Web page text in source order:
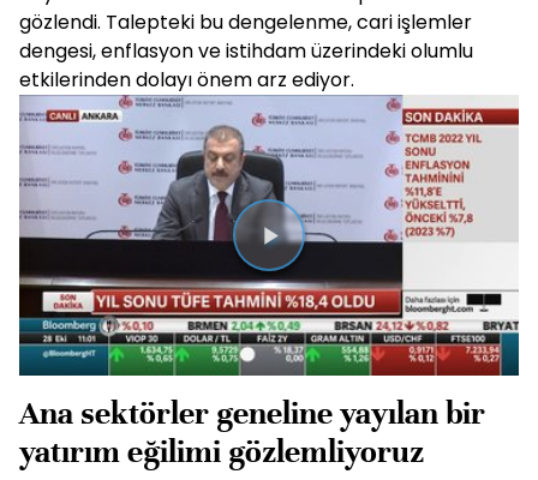
gözlendi. Talepteki bu dengelenme, cari işlemler
dengesi, enflasyon ve istihdam üzerindeki olumlu
etkilerinden dolayı önem arz ediyor.
Videoyu
Oynat
Ana sektörler geneline yayılan bir
yatırım eğilimi gözlemliyoruz